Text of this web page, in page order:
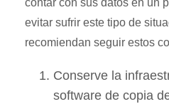
contar con sus datos en un
evitar sufrir este tipo de
recomiendan seguir estos
Conserve la
software de copia